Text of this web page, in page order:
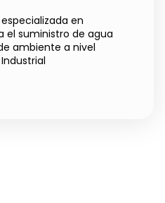
en
el suministro de agua
ambiente a nivel